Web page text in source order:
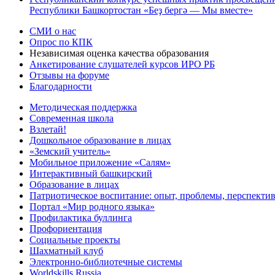
Республики Башкортостан «Беҙ бергә — Мы вместе»
СМИ о нас
Опрос по КПК
Независимая оценка качества образования
Анкетирование слушателей курсов ИРО РБ
Отзывы на форуме
Благодарности
Методическая поддержка
Современная школа
Взлетай!
Дошкольное образование в лицах
«Земский учитель»
Мобильное приложение «Салям»
Интерактивный башкирский
Образование в лицах
Патриотическое воспитание: опыт, проблемы,
Портал «Мир родного языка»
Профилактика буллинга
Профориентация
Социальные проекты
Шахматный клуб
Электронно-библиотечные системы
Worldskills Russia